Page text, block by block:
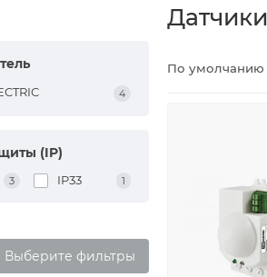
4
(IP)
3 IP33 1
Выберите фильтры
По умолчанию